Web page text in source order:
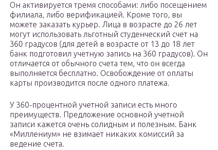
Он активируется тремя способами: либо посещением
филиала, либо верификацией. Кроме того, вы
можете заказать курьер. Лица в возрасте до 26 лет
могут использовать льготный студенческий счет на
360 градусов (для детей в возрасте от 13 до 18 лет
банк подготовил учетную запись на 360 градусов). Он
отличается от обычного счета тем, что он всегда
выполняется бесплатно. Освобождение от оплаты
карты производится после одного платежа.
У 360-процентной учетной записи есть много
преимуществ. Предложение основной учетной
записи кажется очень солидным и полезным. Банк
«Миллениум» не взимает никаких комиссий за
ведение счета.